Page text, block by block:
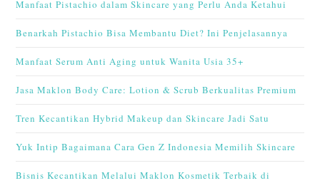
Manfaat Pistachio dalam Skincare yang Perlu Anda Ketahui
Benarkah Pistachio Bisa Membantu Diet? Ini Penjelasannya
Manfaat Serum Anti Aging untuk Wanita Usia 35+
Jasa Maklon Body Care: Lotion & Scrub Berkualitas Premium
Tren Kecantikan Hybrid Makeup dan Skincare Jadi Satu
Yuk Intip Bagaimana Cara Gen Z Indonesia Memilih Skincare
Bisnis Kecantikan Melalui Maklon Kosmetik Terbaik di